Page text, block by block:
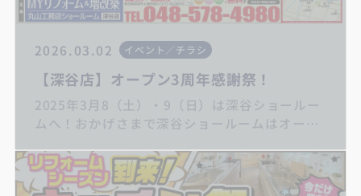
2026.03.02 イベント／チラシ
【深谷店】オープン3周年感謝祭！
2025年3月8（土）・9（日）は深谷ショールー
ムへ！おかげさまで深谷ショールームはオープ
感謝の気持ちをこめてイベントを開催します！
ご家族皆様でのご来場をお待ちしています